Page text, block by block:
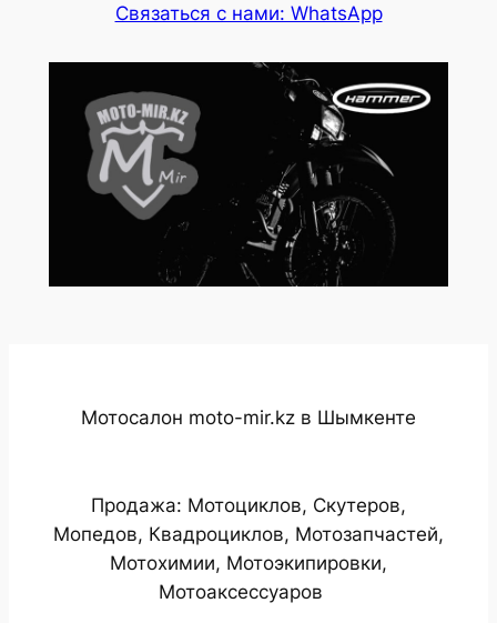
Связаться с нами: WhatsApp
Мотосалон moto-mir.kz в Шымкенте
Продажа: Мотоциклов, Скутеров,
Мопедов, Квадроциклов, Мотозапчастей,
Мотохимии, Мотоэкипировки,
Мотоаксессуаров